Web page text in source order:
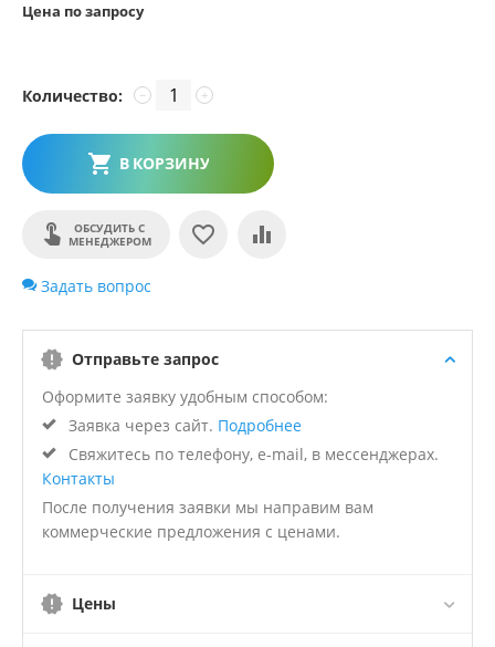
Цена по запросу
Количество: +
−
В КОРЗИНУ
ОБСУДИТЬ С
МЕНЕДЖЕРОМ
Задать вопрос
Отправьте запрос
Оформите заявку удобным способом:
Заявка через сайт. Подробнее
Свяжитесь по телефону, e-mail, в мессенджерах.
Контакты
После получения заявки мы направим вам
коммерческие предложения с ценами.
Цены